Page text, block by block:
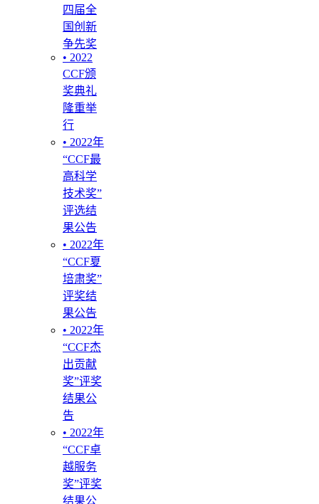
四届全
国创新
争先奖
• 2022
CCF颁
奖典礼
隆重举
行
• 2022年
“CCF最
高科学
技术奖”
评选结
果公告
• 2022年
“CCF夏
培肃奖”
评奖结
果公告
• 2022年
“CCF杰
出贡献
奖”评奖
结果公
告
• 2022年
“CCF卓
越服务
奖”评奖
结果公